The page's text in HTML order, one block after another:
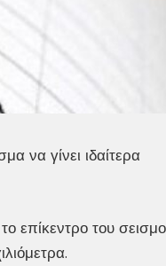
να γίνει ιδαίτερα
επίκεντρο του